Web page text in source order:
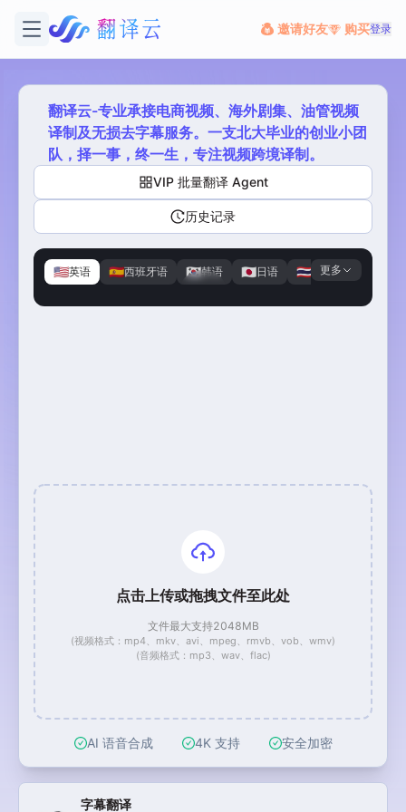
邀请好友 购买登录
翻译云-专业承接电商视频、海外剧集、油管视频
译制及无损去字幕服务。一支北大毕业的创业小团
队，择一事，终一生，专注视频跨境译制。
VIP 批量翻译 Agent
历史记录
🇺🇸英语 🇪🇸西班牙语 🇰🇷韩语 🇯🇵日语 🇹🇭 泰语
更多
点击上传或拖拽文件至此处
文件最大支持2048MB
(视频格式：mp4、mkv、avi、mpeg、rmvb、vob、wmv)
(音频格式：mp3、wav、flac)
AI 语音合成 4K 支持 安全加密
视频工具快捷入口
字幕翻译